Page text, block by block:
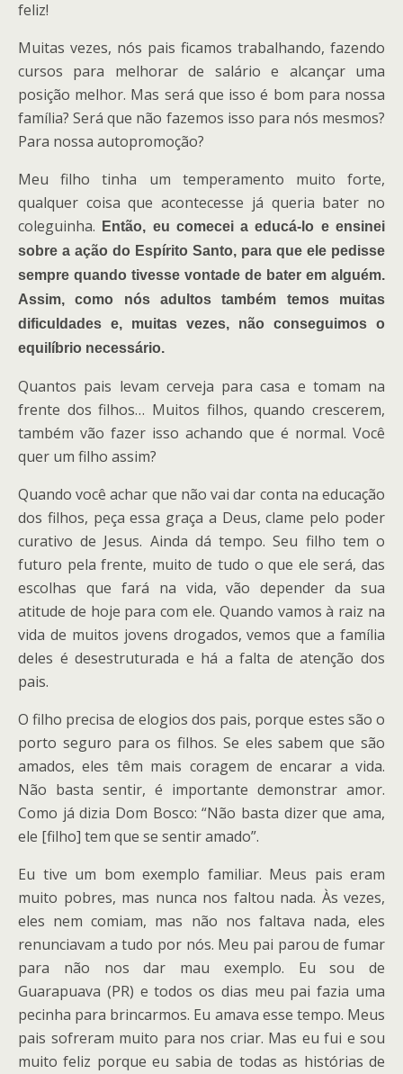
feliz!
Muitas vezes, nós pais ficamos trabalhando, fazendo
cursos para melhorar de salário e alcançar uma
posição melhor. Mas será que isso é bom para nossa
família? Será que não fazemos isso para nós mesmos?
Para nossa autopromoção?
Meu filho tinha um temperamento muito forte,
qualquer coisa que acontecesse já queria bater no
coleguinha.
Então, eu comecei a educá-lo e ensinei
sobre a ação do Espírito Santo, para que ele pedisse
sempre quando tivesse vontade de bater em alguém.
Assim, como nós adultos também temos muitas
dificuldades e, muitas vezes, não conseguimos o
equilíbrio necessário.
Quantos pais levam cerveja para casa e tomam na
frente dos filhos… Muitos filhos, quando crescerem,
também vão fazer isso achando que é normal. Você
quer um filho assim?
Quando você achar que não vai dar conta na educação
dos filhos, peça essa graça a Deus, clame pelo poder
curativo de Jesus. Ainda dá tempo. Seu filho tem o
futuro pela frente, muito de tudo o que ele será, das
escolhas que fará na vida, vão depender da sua
atitude de hoje para com ele. Quando vamos à raiz na
vida de muitos jovens drogados, vemos que a família
deles é desestruturada e há a falta de atenção dos
pais.
O filho precisa de elogios dos pais, porque estes são o
porto seguro para os filhos. Se eles sabem que são
amados, eles têm mais coragem de encarar a vida.
Não basta sentir, é importante demonstrar amor.
Como já dizia Dom Bosco: “Não basta dizer que ama,
ele [filho] tem que se sentir amado”.
Eu tive um bom exemplo familiar. Meus pais eram
muito pobres, mas nunca nos faltou nada. Às vezes,
eles nem comiam, mas não nos faltava nada, eles
renunciavam a tudo por nós. Meu pai parou de fumar
para não nos dar mau exemplo. Eu sou de
Guarapuava (PR) e todos os dias meu pai fazia uma
pecinha para brincarmos. Eu amava esse tempo. Meus
pais sofreram muito para nos criar. Mas eu fui e sou
muito feliz porque eu sabia de todas as histórias de